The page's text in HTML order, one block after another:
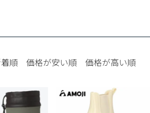
ーカー
ウェア
ネス・ドレスシューズ
ウェア
ール
ネスバッグ
順 価格が安い順 価格が高い順